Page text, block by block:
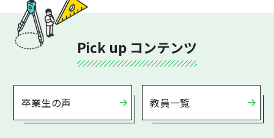
Pick up コンテンツ
卒業生の声 教員一覧